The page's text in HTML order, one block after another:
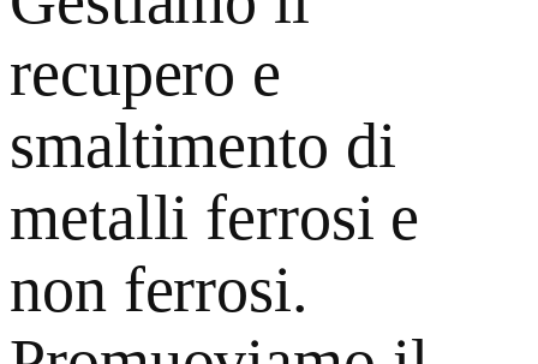
recupero e
smaltimento di
metalli ferrosi e
non ferrosi.